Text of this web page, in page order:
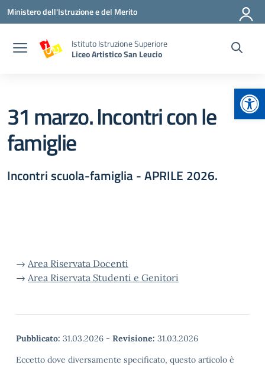
Vai ai contenuti
Vai al menu di navigazione
Vai al footer
Ministero dell'Istruzione e del Merito
Istituto Istruzione Superiore
Liceo Artistico San Leucio
31 marzo. Incontri con le
famiglie
Incontri scuola-famiglia - APRILE 2026.
→ Area Riservata Docenti
→ Area Riservata Studenti e Genitori
Pubblicato: 31.03.2026 - Revisione: 31.03.2026
Eccetto dove diversamente specificato, questo articolo è